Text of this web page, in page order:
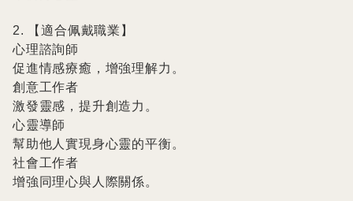
2. 【適合佩戴職業】
心理諮詢師
促進情感療癒，增強理解力。
創意工作者
激發靈感，提升創造力。
心靈導師
幫助他人實現身心靈的平衡。
社會工作者
增強同理心與人際關係。